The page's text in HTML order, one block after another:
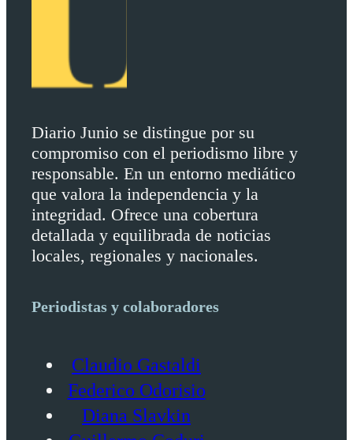
Diario Junio se distingue por su
compromiso con el periodismo libre y
responsable. En un entorno mediático
que valora la independencia y la
integridad. Ofrece una cobertura
detallada y equilibrada de noticias
locales, regionales y nacionales.
Periodistas y colaboradores
Claudio Gastaldi
Federico Odorisio
Diana Slavkin